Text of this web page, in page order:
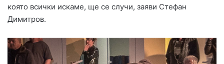
която всички искаме, ще се случи, заяви Стефан
Димитров.